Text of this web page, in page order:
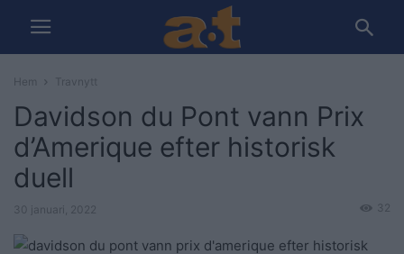
Hem Travnytt
Davidson du Pont vann Prix
d’Amerique efter historisk
duell
30 januari, 2022 32